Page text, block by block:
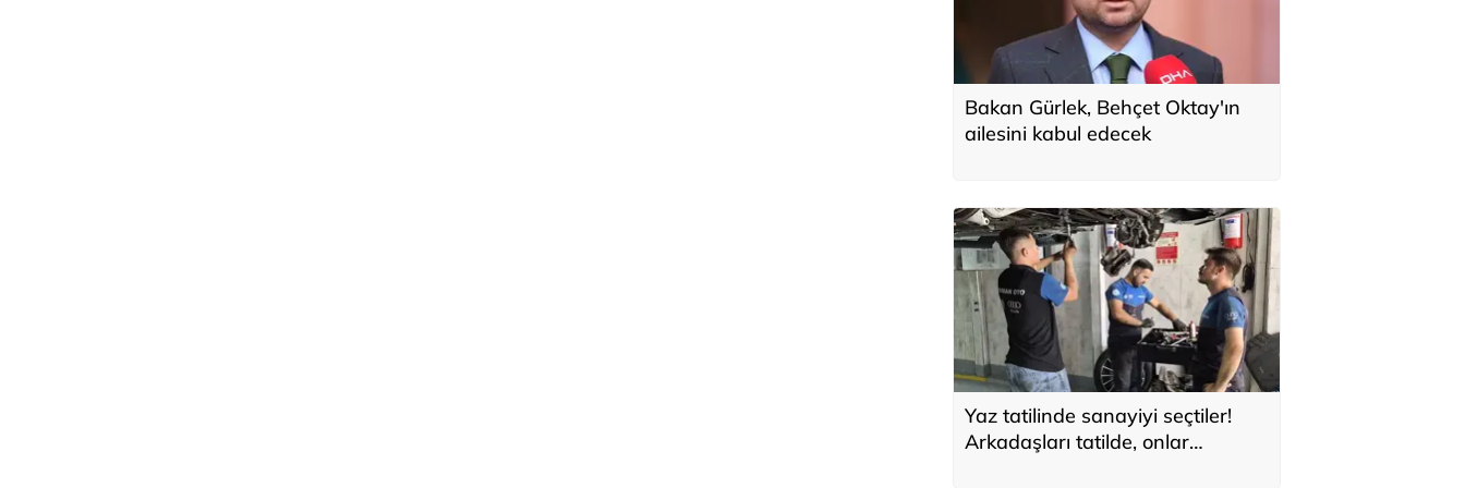
Bakan Gürlek, Behçet Oktay'ın
ailesini kabul edecek
Yaz tatilinde sanayiyi seçtiler!
Arkadaşları tatilde, onlar